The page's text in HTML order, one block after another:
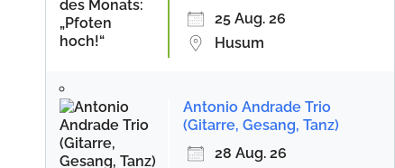
25 Aug. 26
Husum
Antonio Andrade Trio
(Gitarre, Gesang, Tanz)
28 Aug. 26